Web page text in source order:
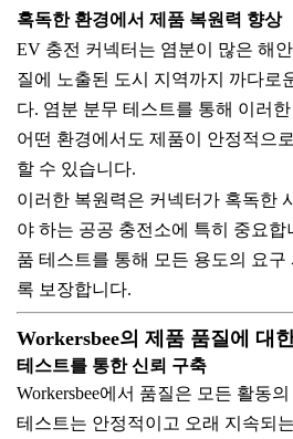
혹독한 환경에서 제품 복원력 향상
EV 충전 커넥터는 염분이 많은 해
질에 노출된 도시 지역까지 까다로
다. 염분 분무 테스트를 통해 이러
어떤 환경에서도 제품이 안정적으
할 수 있습니다.
이러한 복원력은 커넥터가 혹독한
야 하는 공공 충전소에 특히 중요합
품 테스트를 통해 모든 용도의 요구
록 보장합니다.
Workersbee의 제품 품질에 대
테스트를 통한 신뢰 구축
Workersbee에서 품질은 모든 활동
테스트는 안정적이고 오래 지속되